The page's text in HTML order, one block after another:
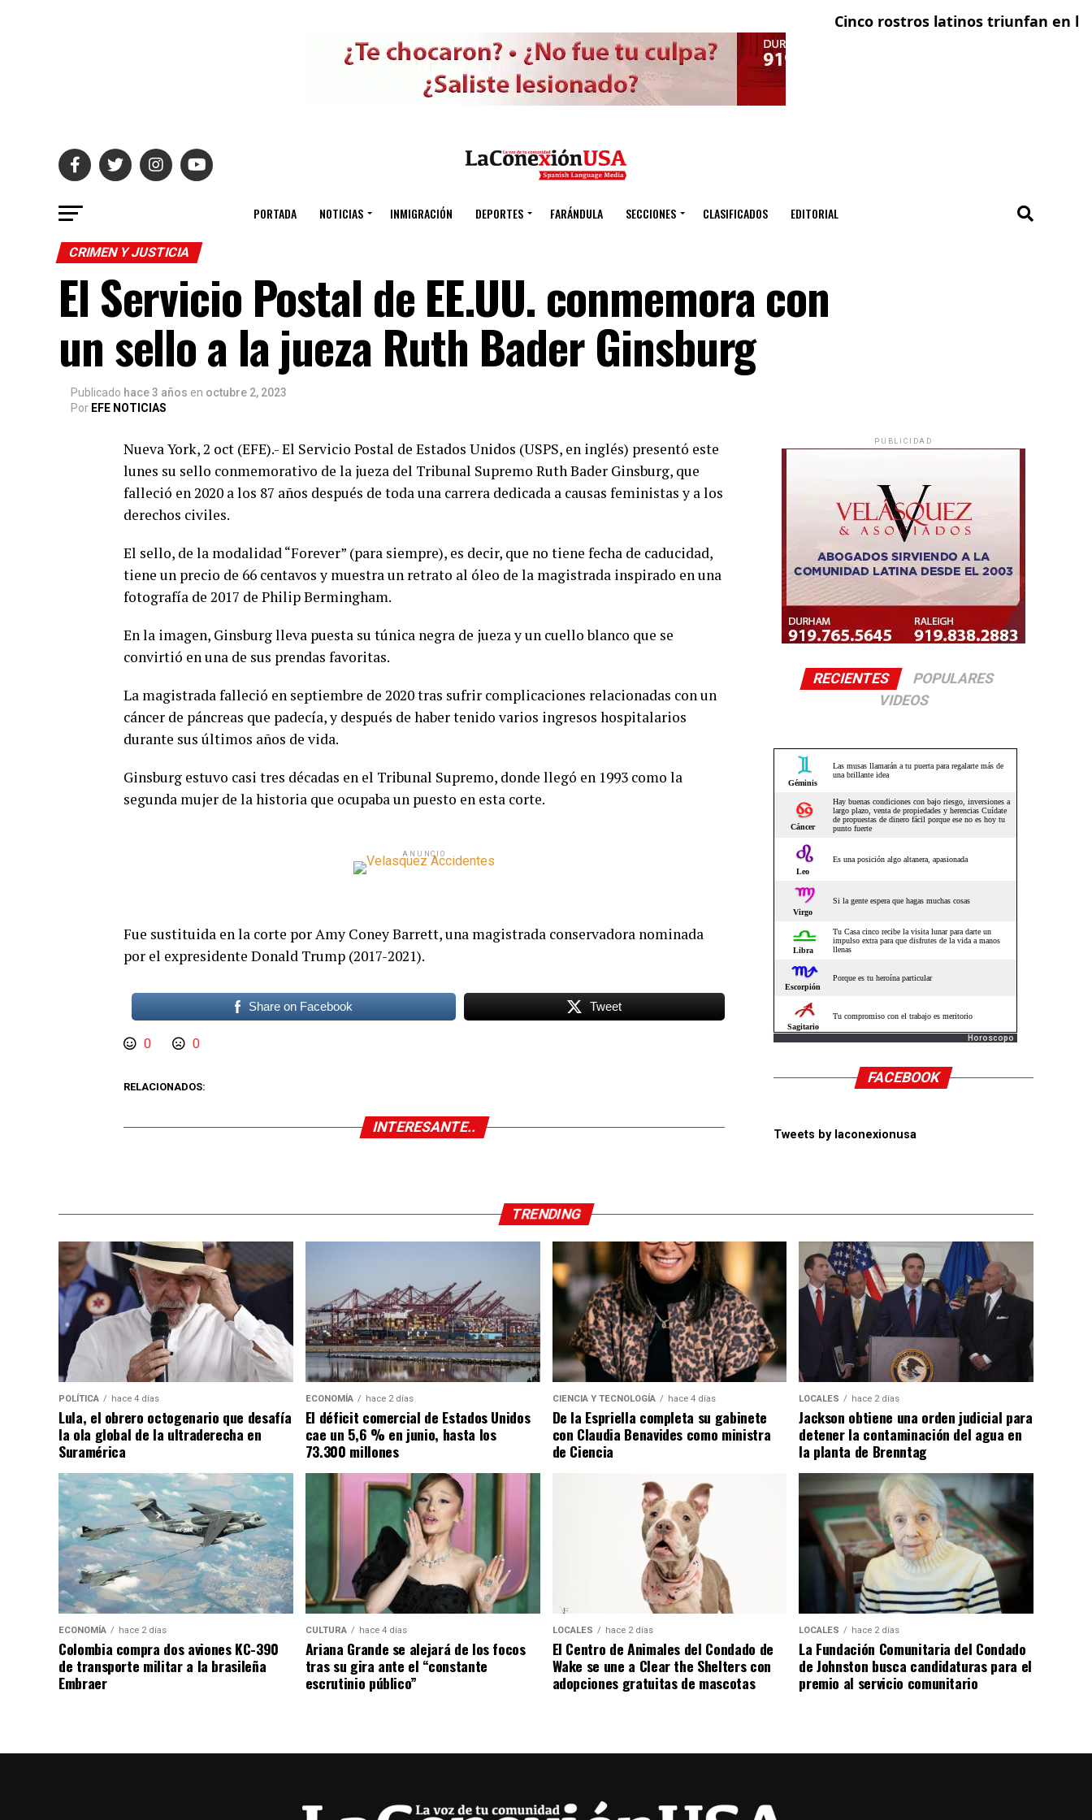
Cinco rostros latinos triunfan en laEl
PORTADA NOTICIAS INMIGRACIÓN DEPORTES FARÁNDULA SECCIONES CLASIFICADOS EDITORIAL
CRIMEN Y JUSTICIA
El Servicio Postal de EE.UU. conmemora con
un sello a la jueza Ruth Bader Ginsburg
Publicado hace 3 años en octubre 2, 2023
Por EFE NOTICIAS
Nueva York, 2 oct (EFE).- El Servicio Postal de Estados Unidos (USPS, en inglés) presentó este
lunes su sello conmemorativo de la jueza del Tribunal Supremo Ruth Bader Ginsburg, que
falleció en 2020 a los 87 años después de toda una carrera dedicada a causas feministas y a los
derechos civiles.
El sello, de la modalidad “Forever” (para siempre), es decir, que no tiene fecha de caducidad,
tiene un precio de 66 centavos y muestra un retrato al óleo de la magistrada inspirado en una
fotografía de 2017 de Philip Bermingham.
En la imagen, Ginsburg lleva puesta su túnica negra de jueza y un cuello blanco que se
convirtió en una de sus prendas favoritas.
La magistrada falleció en septiembre de 2020 tras sufrir complicaciones relacionadas con un
cáncer de páncreas que padecía, y después de haber tenido varios ingresos hospitalarios
durante sus últimos años de vida.
Ginsburg estuvo casi tres décadas en el Tribunal Supremo, donde llegó en 1993 como la
segunda mujer de la historia que ocupaba un puesto en esta corte.
ANUNCIO
Fue sustituida en la corte por Amy Coney Barrett, una magistrada conservadora nominada
por el expresidente Donald Trump (2017-2021).
Share on Facebook Tweet
0 0
RELACIONADOS:
INTERESANTE..
PUBLICIDAD
RECIENTES
POPULARES
VIDEOS
Horoscopo
FACEBOOK
Tweets by laconexionusa
TRENDING
POLÍTICA hace 4 días
Lula, el obrero octogenario que desafía
la ola global de la ultraderecha en
Suramérica
ECONOMÍA hace 2 días
El déficit comercial de Estados Unidos
cae un 5,6 % en junio, hasta los
73.300 millones
CIENCIA Y TECNOLOGÍA hace 4 días
De la Espriella completa su gabinete
con Claudia Benavides como ministra
de Ciencia
LOCALES hace 2 días
Jackson obtiene una orden judicial para
detener la contaminación del agua en
la planta de Brenntag
ECONOMÍA hace 2 días
Colombia compra dos aviones KC-390
de transporte militar a la brasileña
Embraer
CULTURA hace 4 días
Ariana Grande se alejará de los focos
tras su gira ante el “constante
escrutinio público”
LOCALES hace 2 días
El Centro de Animales del Condado de
Wake se une a Clear the Shelters con
adopciones gratuitas de mascotas
LOCALES hace 2 días
La Fundación Comunitaria del Condado
de Johnston busca candidaturas para el
premio al servicio comunitario